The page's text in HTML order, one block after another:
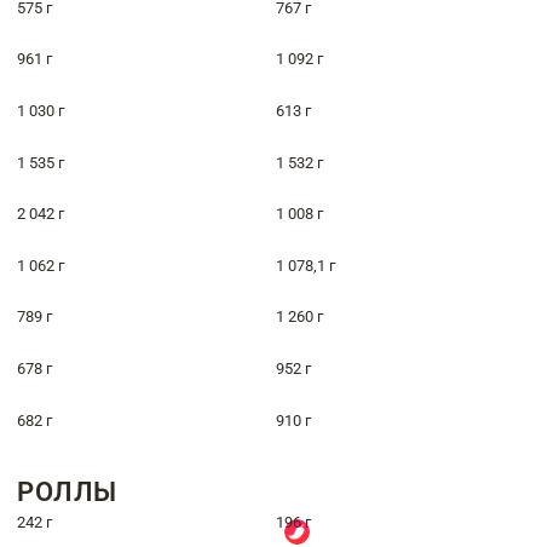
575 г 767 г
961 г 1 092 г
1 030 г 613 г
1 535 г 1 532 г
2 042 г 1 008 г
1 062 г 1 078,1 г
789 г 1 260 г
678 г 952 г
682 г 910 г
РОЛЛЫ
242 г 196 г